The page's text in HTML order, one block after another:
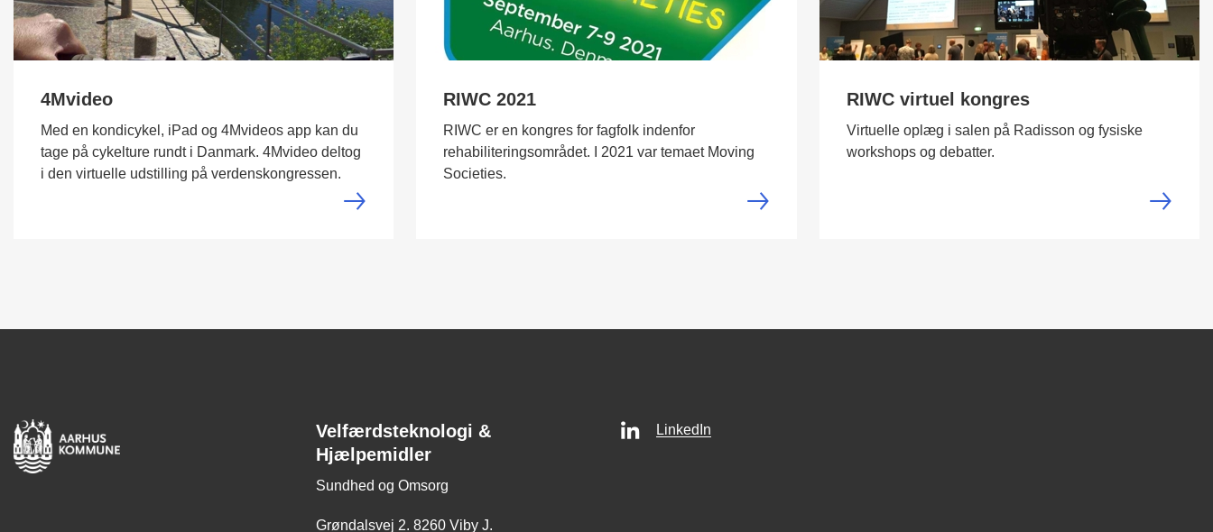
4Mvideo
Med en kondicykel, iPad og 4Mvideos app kan du
tage på cykelture rundt i Danmark. 4Mvideo deltog
i den virtuelle udstilling på verdenskongressen.
RIWC 2021
RIWC er en kongres for fagfolk indenfor
rehabiliteringsområdet. I 2021 var temaet Moving
Societies.
RIWC virtuel kongres
Virtuelle oplæg i salen på Radisson og fysiske
workshops og debatter.
Velfærdsteknologi &
Hjælpemidler
Sundhed og Omsorg
Grøndalsvej 2. 8260 Viby J.
LinkedIn